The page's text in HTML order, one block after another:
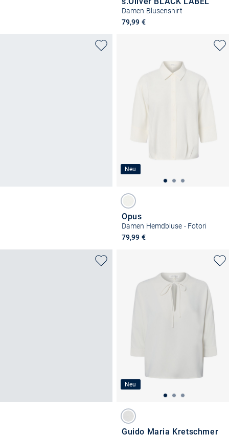
Damen Blusenshirt
79,99 €
Neu
Opus
Damen Hemdbluse - Fotori
79,99 €
Neu
Guido Maria Kretschmer